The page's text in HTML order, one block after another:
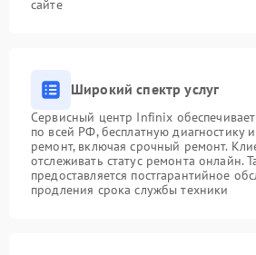
сайте
Широкий спектр услуг
Сервисный центр Infinix
по всей РФ, бесплатную диагностику
ремонт, включая срочный ремонт.
отслеживать статус ремонта онлайн.
предоставляется постгарантийное
продления срока службы техники